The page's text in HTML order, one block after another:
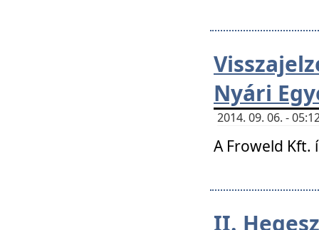
Nyári
2014. 09. 06. -
A Froweld
II.